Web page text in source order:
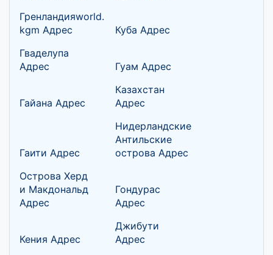
Гренландияworld.
kgm Адрес
Куба Адрес
Гваделупа
Адрес
Гуам Адрес
Гайана Адрес
Казахстан
Адрес
Гаити Адрес
Нидерландские
Антильские
острова Адрес
Острова Херд
и Макдональд
Адрес
Гондурас
Адрес
Кения Адрес
Джибути
Адрес